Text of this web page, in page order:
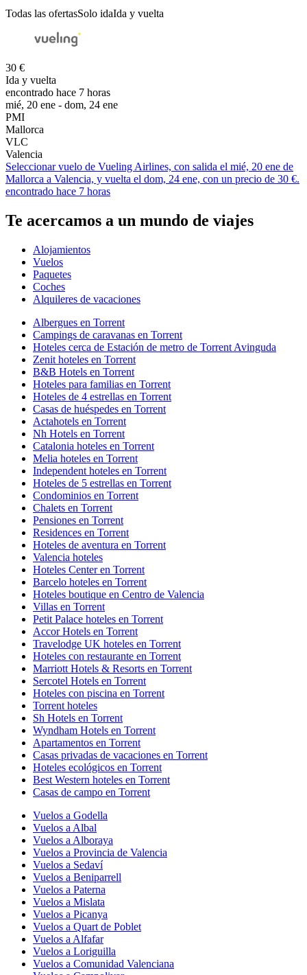
Todas las ofertasSolo idaIda y vuelta
30 €
Ida y vuelta
encontrado hace 7 horas
mié, 20 ene - dom, 24 ene
PMI
Mallorca
VLC
Valencia
Seleccionar vuelo de Vueling Airlines, con salida el mié, 20 ene de
Mallorca a Valencia, y vuelta el dom, 24 ene, con un precio de 30 €.
encontrado hace 7 horas
Te acercamos a un mundo de viajes
Alojamientos
Vuelos
Paquetes
Coches
Alquileres de vacaciones
Albergues en Torrent
Campings de caravanas en Torrent
Hoteles cerca de Estación de metro de Torrent Avinguda
Zenit hoteles en Torrent
B&B Hotels en Torrent
Hoteles para familias en Torrent
Hoteles de 4 estrellas en Torrent
Casas de huéspedes en Torrent
Actahotels en Torrent
Nh Hotels en Torrent
Catalonia hoteles en Torrent
Melia hoteles en Torrent
Independent hoteles en Torrent
Hoteles de 5 estrellas en Torrent
Condominios en Torrent
Chalets en Torrent
Pensiones en Torrent
Residences en Torrent
Hoteles de aventura en Torrent
Valencia hoteles
Hoteles Center en Torrent
Barcelo hoteles en Torrent
Hoteles boutique en Centro de Valencia
Villas en Torrent
Petit Palace hoteles en Torrent
Accor Hotels en Torrent
Travelodge UK hoteles en Torrent
Hoteles con restaurante en Torrent
Marriott Hotels & Resorts en Torrent
Sercotel Hotels en Torrent
Hoteles con piscina en Torrent
Torrent hoteles
Sh Hotels en Torrent
Wyndham Hotels en Torrent
Apartamentos en Torrent
Casas privadas de vacaciones en Torrent
Hoteles ecológicos en Torrent
Best Western hoteles en Torrent
Casas de campo en Torrent
Vuelos a Godella
Vuelos a Albal
Vuelos a Alboraya
Vuelos a Provincia de Valencia
Vuelos a Sedaví
Vuelos a Beniparrell
Vuelos a Paterna
Vuelos a Mislata
Vuelos a Picanya
Vuelos a Quart de Poblet
Vuelos a Alfafar
Vuelos a Loriguilla
Vuelos a Comunidad Valenciana